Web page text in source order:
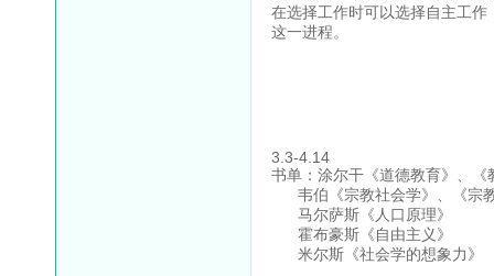
在选择工作时可以选择自主工
这一进程。
3.3-4.14
书单：涂尔干《道德教育》、
韦伯《宗教社会学》、《宗
马尔萨斯《人口原理》
霍布豪斯《自由主义》
米尔斯《社会学的想象力》